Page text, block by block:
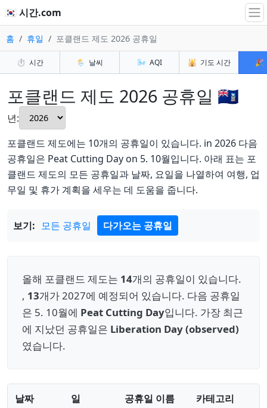
🇰🇷 시간.com
홈 휴일 포클랜드 제도 2026 공휴일
⏱️ 시간 🌦️ 날씨 🌬️ AQI 🕌 기도 시간 🎉
포클랜드 제도 2026 공휴일 🇫🇰
년:
포클랜드 제도에는 10개의 공휴일이 있습니다. in 2026 다음
공휴일은 Peat Cutting Day on 5. 10월입니다. 아래 표는 포
클랜드 제도의 모든 공휴일과 날짜, 요일을 나열하여 여행, 업
무일 및 휴가 계획을 세우는 데 도움을 줍니다.
보기: 모든 공휴일 다가오는 공휴일
올해 포클랜드 제도는 14개의 공휴일이 있습니다.
, 13개가 2027에 예정되어 있습니다. 다음 공휴일
은 5. 10월에 Peat Cutting Day입니다. 가장 최근
에 지났던 공휴일은 Liberation Day (observed)
였습니다.
날짜 일 공휴일 이름 카테고리